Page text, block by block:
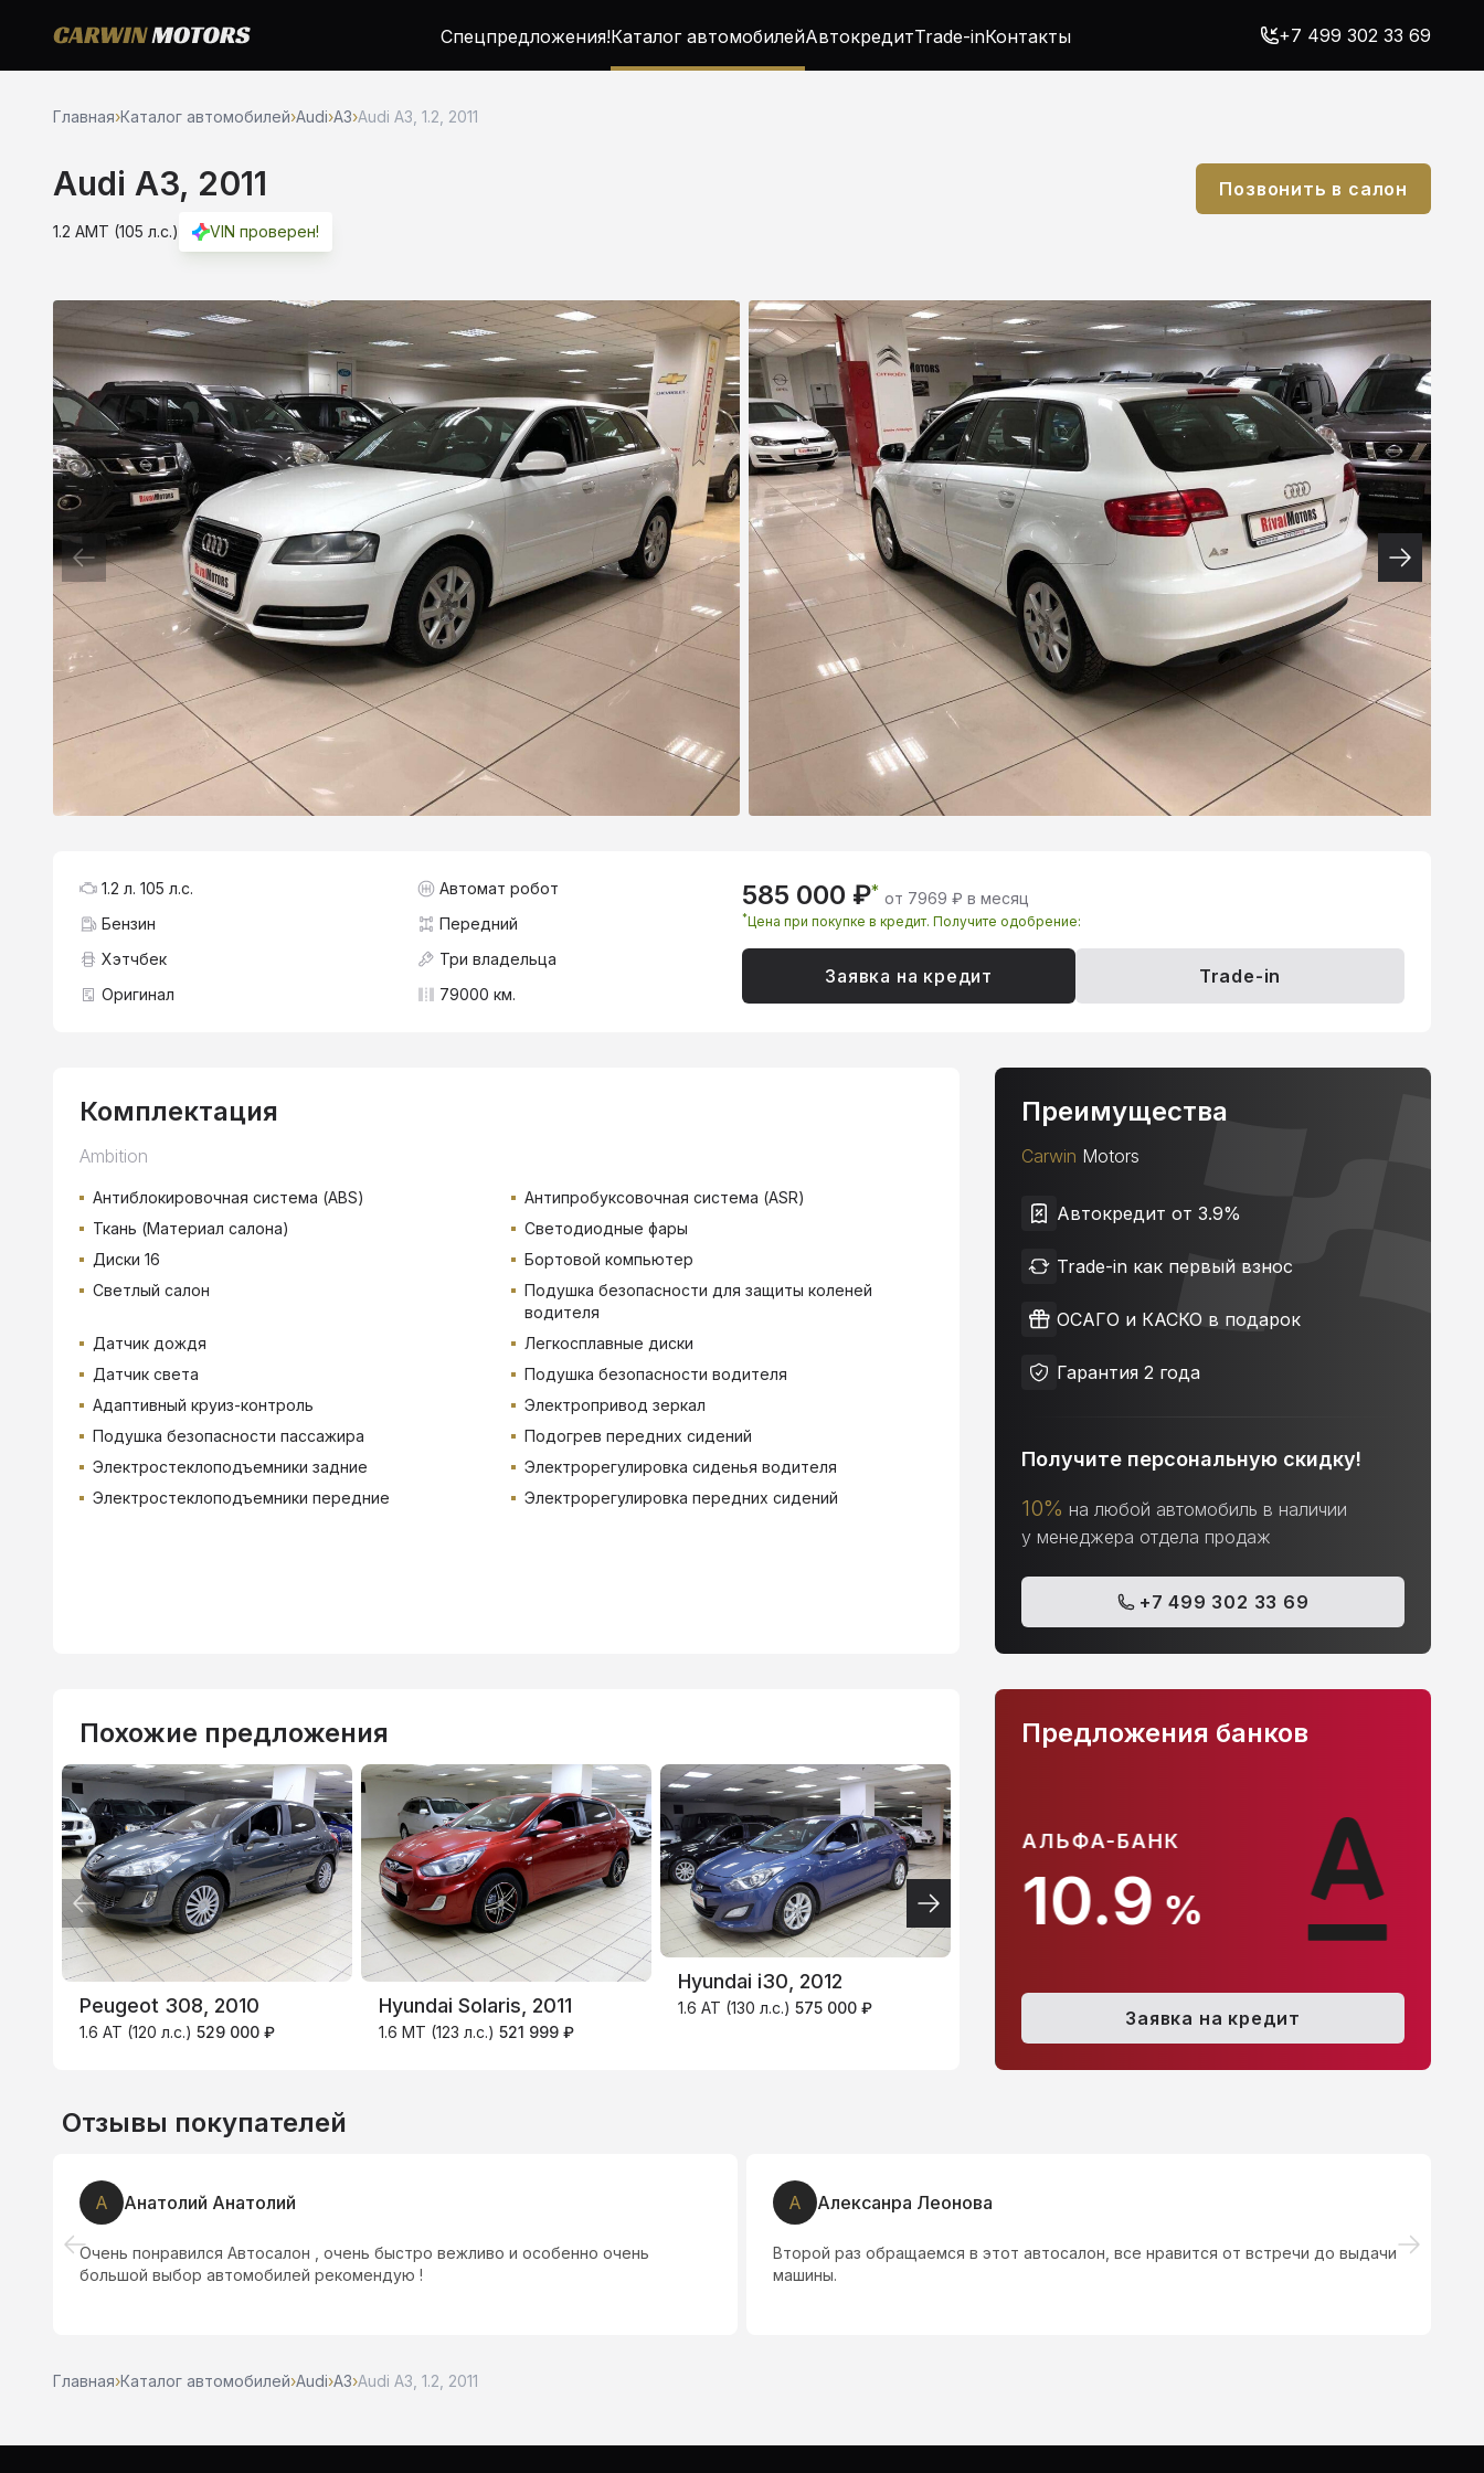
Спецпредложения!Каталог автомобилейАвтокредитTrade-inКонтакты +7 499 302 33 69
Главная›Каталог автомобилей›Audi›A3›Audi A3, 1.2, 2011
Audi A3, 2011
1.2 AMT (105 л.с.) VIN проверен!
Позвонить в салон
585 000 ₽* от 7969 ₽ в месяц
*Цена при покупке в кредит. Получите одобрение:
Заявка на кредит Trade-in
1.2 л. 105 л.с.
Автомат робот
Бензин
Передний
Хэтчбек
Три владельца
Оригинал
79000 км.
Комплектация
Ambition
Антиблокировочная система (ABS)
Антипробуксовочная система (ASR)
Ткань (Материал салона)
Светодиодные фары
Диски 16
Бортовой компьютер
Светлый салон
Подушка безопасности для защиты коленей
водителя
Датчик дождя
Легкосплавные диски
Датчик света
Подушка безопасности водителя
Адаптивный круиз-контроль
Электропривод зеркал
Подушка безопасности пассажира
Подогрев передних сидений
Электростеклоподъемники задние
Электрорегулировка сиденья водителя
Электростеклоподъемники передние
Электрорегулировка передних сидений
Преимущества
Carwin Motors
Автокредит от 3.9%
Trade-in как первый взнос
ОСАГО и КАСКО в подарок
Гарантия 2 года
Получите персональную скидку!
10% на любой автомобиль в наличии
у менеджера отдела продаж
+7 499 302 33 69
Похожие предложения
Peugeot 308, 2010
1.6 AT (120 л.с.) 529 000 ₽
Hyundai Solaris, 2011
1.6 MT (123 л.с.) 521 999 ₽
Hyundai i30, 2012
1.6 AT (130 л.с.) 575 000 ₽ Citroen C4, 2012 Ford Focus, 2011
ВТБ
3.9%
ТИНЬКОФФ
4.9%
АЛЬФА-БАНК
10.9 %
Предложения банков
Заявка на кредит
Отзывы покупателей
А Алексанра Леонова
Второй раз обращаемся в этот автосалон, все нравится от встречи до выдачи
машины.
Н Николай к.
Алихану респект! Одним словом профессионал, все быстро и качественно!
Главная›Каталог автомобилей›Audi›A3›Audi A3, 1.2, 2011